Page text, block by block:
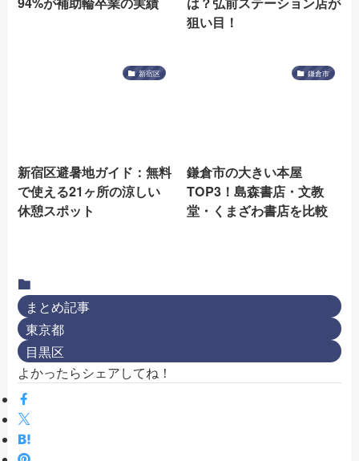
狙い目！
新宿区
新宿区避暑地ガイド：無料
で使える21ヶ所の涼しい
休憩スポット
鎌倉市
鎌倉市の大きい本屋
TOP3！島森書店・文教
堂・くまざわ書店を比較
まとめ記事
東京都
目黒区
よかったらシェアしてね！